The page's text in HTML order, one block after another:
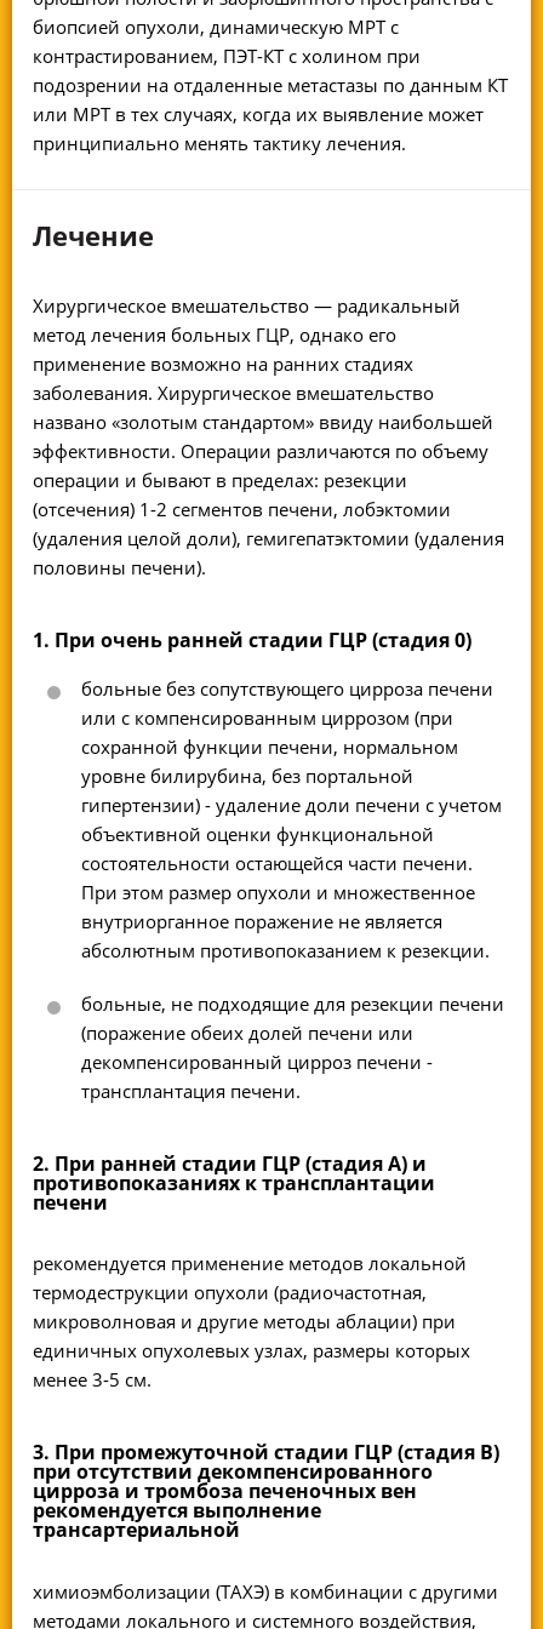
биопсией опухоли, динамическую МРТ с
контрастированием, ПЭТ-КТ с холином при
подозрении на отдаленные метастазы по данным КТ
или МРТ в тех случаях, когда их выявление может
принципиально менять тактику лечения.
Лечение
Хирургическое вмешательство — радикальный
метод лечения больных ГЦР, однако его
применение возможно на ранних стадиях
заболевания. Хирургическое вмешательство
названо «золотым стандартом» ввиду наибольшей
эффективности. Операции различаются по объему
операции и бывают в пределах: резекции
(отсечения) 1-2 сегментов печени, лобэктомии
(удаления целой доли), гемигепатэктомии (удаления
половины печени).
1. При очень ранней стадии ГЦР (стадия 0)
больные без сопутствующего цирроза печени
или с компенсированным циррозом (при
сохранной функции печени, нормальном
уровне билирубина, без портальной
гипертензии) - удаление доли печени с учетом
объективной оценки функциональной
состоятельности остающейся части печени.
При этом размер опухоли и множественное
внутриорганное поражение не является
абсолютным противопоказанием к резекции.
больные, не подходящие для резекции печени
(поражение обеих долей печени или
декомпенсированный цирроз печени -
трансплантация печени.
2. При ранней стадии ГЦР (стадия A) и
противопоказаниях к трансплантации
печени
рекомендуется применение методов локальной
термодеструкции опухоли (радиочастотная,
микроволновая и другие методы аблации) при
единичных опухолевых узлах, размеры которых
менее 3-5 см.
3. При промежуточной стадии ГЦР (стадия В)
при отсутствии декомпенсированного
цирроза и тромбоза печеночных вен
рекомендуется выполнение
трансартериальной
химиоэмболизации (ТАХЭ) в комбинации с другими
методами локального и системного воздействия,